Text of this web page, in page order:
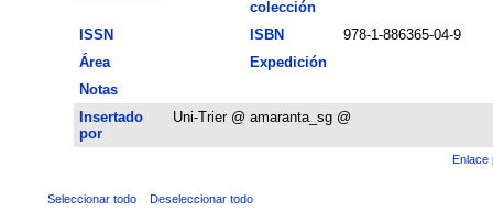
colección
ISSN
ISBN
978-1-886365-04-9
Área
Expedición
Notas
Insertado
por
Uni-Trier @ amaranta_sg @
Enlace
Seleccionar todo Deseleccionar todo